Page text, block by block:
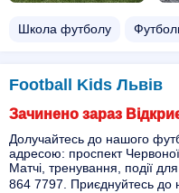
Школа футболу
Football Kids Львів
Зачинено зараз
Долучайтесь до нашого
адресою: проспект
Матчі, тренування, події
864 7797. Приєднуйтесь до